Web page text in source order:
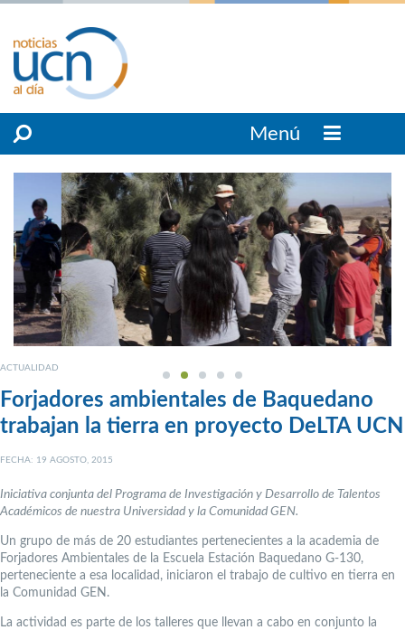
Menú
ACTUALIDAD
Forjadores ambientales de Baquedano
trabajan la tierra en proyecto DeLTA UCN
FECHA: 19 AGOSTO, 2015
Iniciativa conjunta del Programa de Investigación y Desarrollo de Talentos
Académicos de nuestra Universidad y la Comunidad GEN.
Un grupo de más de 20 estudiantes pertenecientes a la academia de
Forjadores Ambientales de la Escuela Estación Baquedano G-130,
perteneciente a esa localidad, iniciaron el trabajo de cultivo en tierra en
la Comunidad GEN.
La actividad es parte de los talleres que llevan a cabo en conjunto la